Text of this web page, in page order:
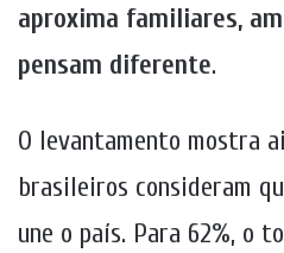
aproxima familiares,
pensam diferente.
O levantamento mostra
brasileiros consideram
une o país. Para 62%, o